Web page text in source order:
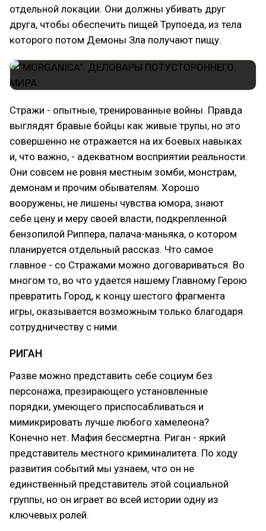
отдельной локации. Они должны убивать друг
друга, чтобы обеспечить пищей Трупоеда, из тела
которого потом Демоны Зла получают пищу.
Стражи - опытные, тренированные войны. Правда
выглядят бравые бойцы как живые трупы, но это
совершенно не отражается на их боевых навыках
и, что важно, - адекватном восприятии реальности.
Они совсем не ровня местным зомби, монстрам,
демонам и прочим обывателям. Хорошо
вооружены, не лишены чувства юмора, знают
себе цену и меру своей власти, подкрепленной
бензопилой Риппера, палача-маньяка, о котором
планируется отдельный рассказ. Что самое
главное - со Стражами можно договариваться. Во
многом то, во что удается нашему Главному Герою
превратить Город, к концу шестого фрагмента
игры, оказывается возможным только благодаря
сотрудничеству с ними.
РИГАН
Разве можно представить себе социум без
персонажа, презирающего установленные
порядки, умеющего приспосабливаться и
мимикрировать лучше любого хамелеона?
Конечно нет. Мафия бессмертна. Риган - яркий
представитель местного криминалитета. По ходу
развития событий мы узнаем, что он не
единственный представитель этой социальной
группы, но он играет во всей истории одну из
ключевых ролей.